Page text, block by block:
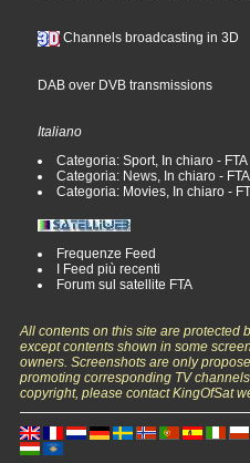
Channels broadcasting in 3D
DAB over DVB transmissions
Italiano
Categoria: Sport, In chiaro - FTA
Categoria: News, In chiaro - FTA
Categoria: Movies, In chiaro -
Frequenze Feed
I Feed più recenti
Forum sul satellite FTA
All contents on this site are protected
except contents shown in some
owners. Screenshots are only
promoting corresponding TV
copyright, please contact KingOfSat